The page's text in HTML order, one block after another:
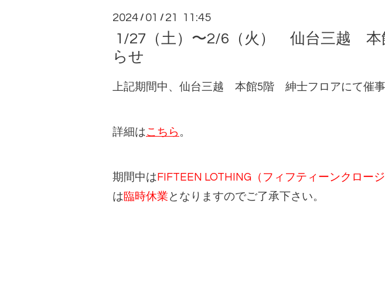
2024 / 01 / 21 11:45
1/27（土）〜2/6（火） 仙台三越
らせ
上記期間中、仙台三越 本館5階 紳士フロアにて催事
詳細はこちら 。
期間中は FIFTEEN LOTHING（フィフティーンクロー
は臨時休業 となりますのでご了承下さい。